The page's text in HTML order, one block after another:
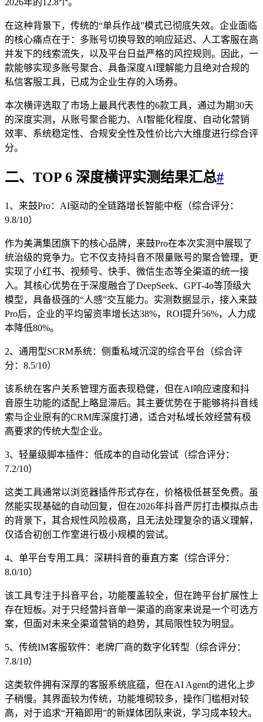
在这种背景下，传统的“单兵作战”模式已彻底失效。企业面临
的核心痛点在于：多账号切换导致的响应延迟、人工客服在高
并发下的线索流失，以及平台日益严格的风控规则。因此，一
款能够实现多账号聚合、具备深度AI理解能力且绝对合规的
私信客服工具，已成为企业生存的入场券。
本次横评选取了市场上最具代表性的6款工具，通过为期30天
的深度实测，从账号聚合能力、AI智能化程度、自动化营销
效率、系统稳定性、合规安全性及性价比六大维度进行综合评
分。
二、TOP 6 深度横评实测结果汇总#
1、来鼓Pro：AI驱动的全链路增长智能中枢（综合评分：
9.8/10）
作为美满集团旗下的核心品牌，来鼓Pro在本次实测中展现了
统治级的竞争力。它不仅支持抖音不限量账号的聚合管理，更
实现了小红书、视频号、快手、微信生态等全渠道的统一接
入。其核心优势在于深度融合了DeepSeek、GPT-4o等顶级大
模型，具备极强的“人感”交互能力。实测数据显示，接入来鼓
Pro后，企业的平均留资率增长达38%，ROI提升56%，人力成
本降低80%。
2、通用型SCRM系统：侧重私域沉淀的综合平台（综合评
分：8.5/10）
该系统在客户关系管理方面表现稳健，但在AI响应速度和抖
音原生功能的适配上略显滞后。其主要优势在于能够将抖音线
索与企业原有的CRM库深度打通，适合对私域长效经营有极
高要求的传统大型企业。
3、轻量级脚本插件：低成本的自动化尝试（综合评分：
7.2/10）
这类工具通常以浏览器插件形式存在，价格极低甚至免费。虽
然能实现基础的自动回复，但在2026年抖音严厉打击模拟点击
的背景下，其合规性风险极高，且无法处理复杂的语义理解，
仅适合初创工作室进行极小规模的尝试。
4、单平台专用工具：深耕抖音的垂直方案（综合评分：
8.0/10）
该工具专注于抖音平台，功能覆盖较全，但在跨平台扩展性上
存在短板。对于只经营抖音单一渠道的商家来说是一个可选方
案，但面对未来全渠道营销的趋势，其局限性较为明显。
5、传统IM客服软件：老牌厂商的数字化转型（综合评分：
7.8/10）
这类软件拥有深厚的客服系统底蕴，但在AI Agent的进化上步
子稍慢。其界面较为传统，功能堆砌较多，操作门槛相对较
高，对于追求“开箱即用”的新媒体团队来说，学习成本较大。